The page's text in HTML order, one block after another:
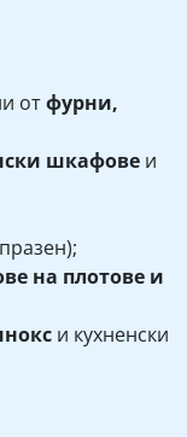
отфурни,
шкафове и
на плотове и
и кухненски